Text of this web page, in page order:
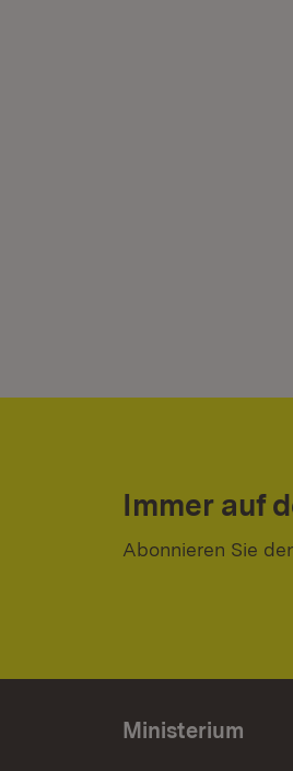
Immer auf
Abonnieren Sie
Ministerium